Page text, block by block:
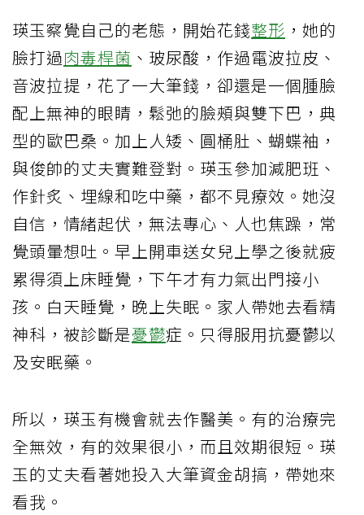
瑛玉察覺自己的老態，開始花錢整形 ，她的
臉打過肉毒桿菌 、玻尿酸，作過電波拉皮、
音波拉提，花了一大筆錢，卻還是一個腫臉
配上無神的眼睛，鬆弛的臉頰與雙下巴，典
型的歐巴桑。加上人矮、圓桶肚、蝴蝶袖，
與俊帥的丈夫實難登對。瑛玉參加減肥班、
作針炙、埋線和吃中藥，都不見療效。她沒
自信，情緒起伏，無法專心、人也焦躁，常
覺頭暈想吐。早上開車送女兒上學之後就疲
累得須上床睡覺，下午才有力氣出門接小
孩。白天睡覺，晚上失眠。家人帶她去看精
神科，被診斷是憂鬱症。只得服用抗憂鬱以
及安眠藥。
所以，瑛玉有機會就去作醫美。有的治療完
全無效，有的效果很小，而且效期很短。瑛
玉的丈夫看著她投入大筆資金胡搞，帶她來
看我。